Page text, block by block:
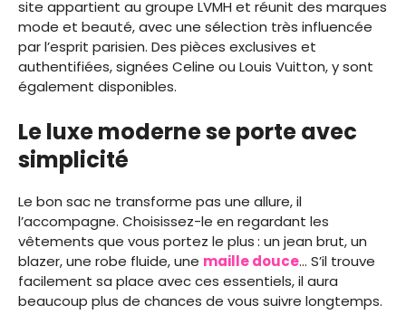
site appartient au groupe LVMH et réunit des marques
mode et beauté, avec une sélection très influencée
par l’esprit parisien. Des pièces exclusives et
authentifiées, signées Celine ou Louis Vuitton, y sont
également disponibles.
Le luxe moderne se porte avec
simplicité
Le bon sac ne transforme pas une allure, il
l’accompagne. Choisissez-le en regardant les
vêtements que vous portez le plus : un jean brut, un
blazer, une robe fluide, une maille douce… S’il trouve
facilement sa place avec ces essentiels, il aura
beaucoup plus de chances de vous suivre longtemps.